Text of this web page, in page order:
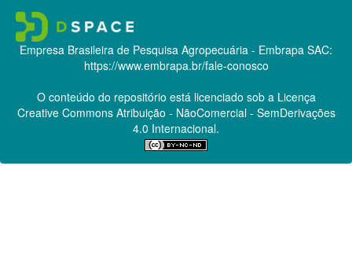
Empresa Brasileira de Pesquisa Agropecuária - Embrapa SAC:
https://www.embrapa.br/fale-conosco
O conteúdo do repositório está licenciado sob a Licença
Creative CommonsAtribuição - NãoComercial - SemDerivações
4.0 Internacional.